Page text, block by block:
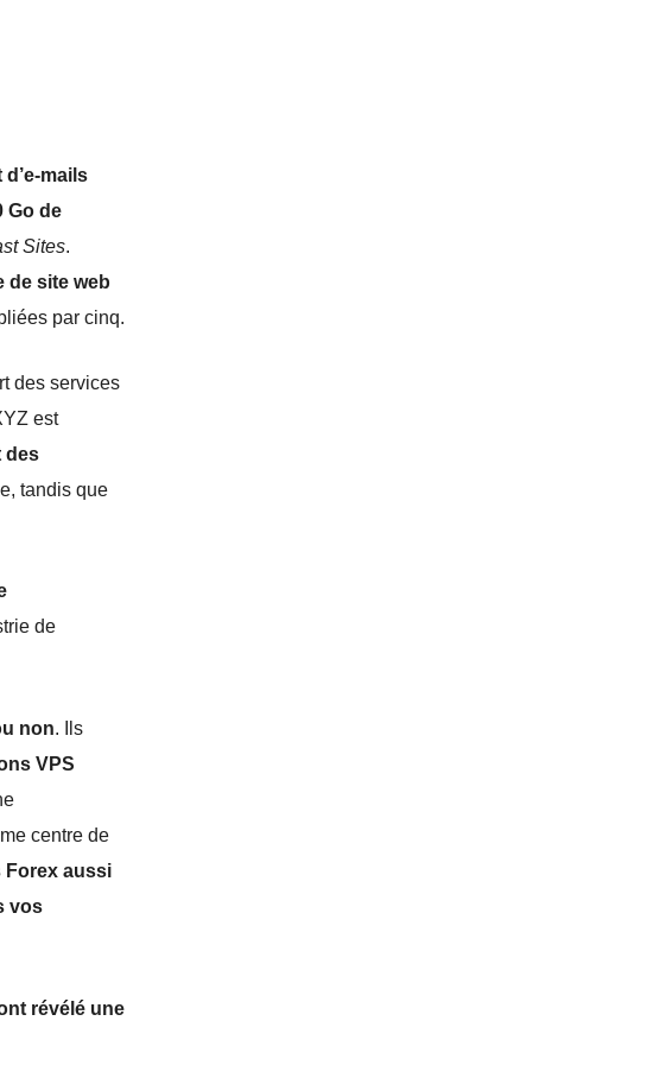
mails
Go de
Sites.
de site web
par cinq.
des services
est
des
tandis que
de
non. Ils
VPS
centre de
Forex aussi
vos
révélé une